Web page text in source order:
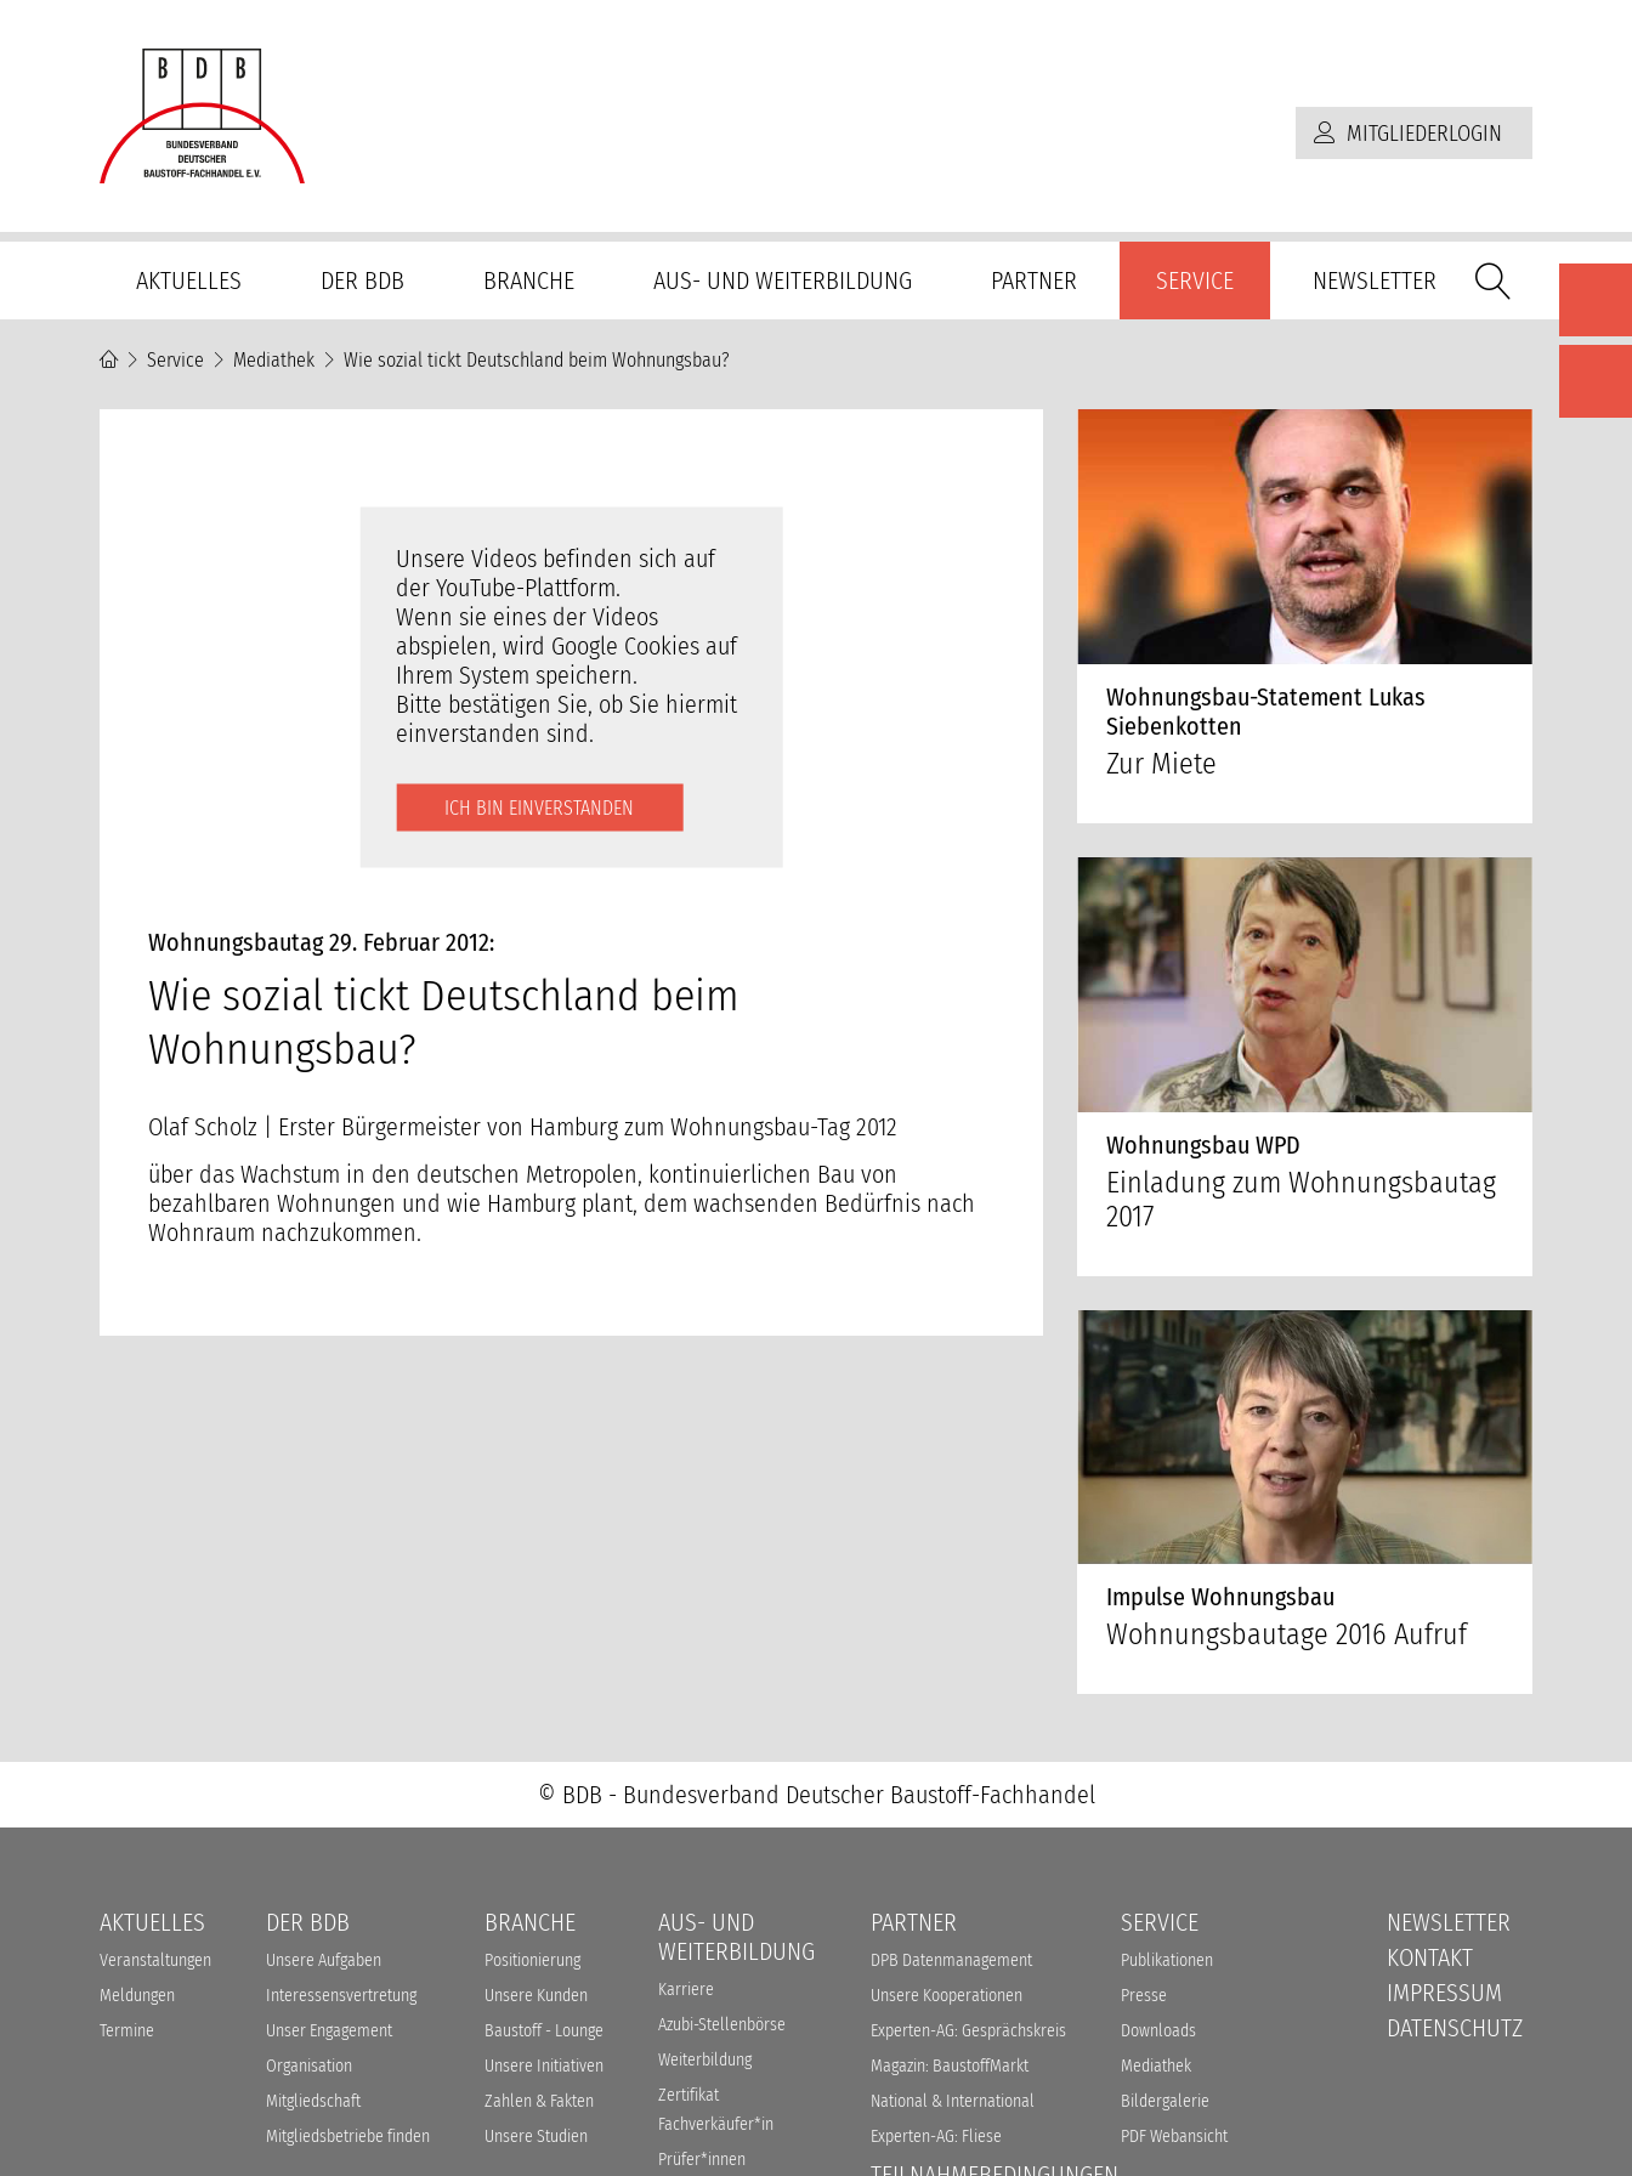
überspringen
AKTUELLES DER BDB BRANCHE AUS- UND WEITERBILDUNG PARTNER SERVICE NEWSLETTER
MITGLIEDERLOGIN
Service Mediathek Wie sozial tickt Deutschland beim Wohnungsbau?
Unsere Videos befinden sich auf
der YouTube-Plattform.
Wenn sie eines der Videos
abspielen, wird Google Cookies auf
Ihrem System speichern.
Bitte bestätigen Sie, ob Sie hiermit
einverstanden sind.
ICH BIN EINVERSTANDEN
Wohnungsbautag 29. Februar 2012:
Wie sozial tickt Deutschland beim
Wohnungsbau?
Olaf Scholz | Erster Bürgermeister von Hamburg zum Wohnungsbau-Tag 2012
über das Wachstum in den deutschen Metropolen, kontinuierlichen Bau von
bezahlbaren Wohnungen und wie Hamburg plant, dem wachsenden Bedürfnis nach
Wohnraum nachzukommen.
Wohnungsbau-Statement Lukas
Siebenkotten
Zur Miete
Wohnungsbau WPD
Einladung zum Wohnungsbautag
2017
Impulse Wohnungsbau
Wohnungsbautage 2016 Aufruf
© BDB - Bundesverband Deutscher Baustoff-Fachhandel
Navigation
überspringen
AKTUELLES
Veranstaltungen
Meldungen
Termine
DER BDB
Unsere Aufgaben
Interessensvertretung
Unser Engagement
Organisation
Mitgliedschaft
Mitgliedsbetriebe finden
BRANCHE
Positionierung
Unsere Kunden
Baustoff - Lounge
Unsere Initiativen
Zahlen & Fakten
Unsere Studien
AUS- UND
WEITERBILDUNG
Karriere
Azubi-Stellenbörse
Weiterbildung
Zertifikat
Fachverkäufer*in
Prüfer*innen
PARTNER
DPB Datenmanagement
Unsere Kooperationen
Experten-AG: Gesprächskreis
Magazin: BaustoffMarkt
National & International
Experten-AG: Fliese
SERVICE
Publikationen
Presse
Downloads
Mediathek
Bildergalerie
PDF Webansicht
NEWSLETTER
KONTAKT
IMPRESSUM
DATENSCHUTZ